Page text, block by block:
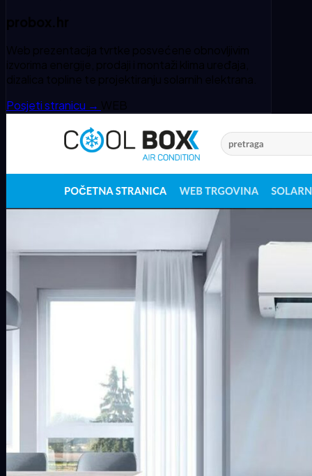
probox.hr
Web prezentacija tvrtke posvećene obnovljivim
izvorima energije, prodaji i montaži klima uređaja,
dizalica topline te projektiranju solarnih elektrana.
Posjeti stranicu → WEB